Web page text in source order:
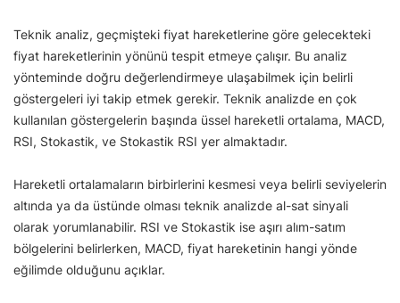
Teknik analiz, geçmişteki fiyat hareketlerine göre gelecekteki
fiyat hareketlerinin yönünü tespit etmeye çalışır. Bu analiz
yönteminde doğru değerlendirmeye ulaşabilmek için belirli
göstergeleri iyi takip etmek gerekir. Teknik analizde en çok
kullanılan göstergelerin başında üssel hareketli ortalama, MACD,
RSI, Stokastik, ve Stokastik RSI yer almaktadır.
Hareketli ortalamaların birbirlerini kesmesi veya belirli seviyelerin
altında ya da üstünde olması teknik analizde al-sat sinyali
olarak yorumlanabilir. RSI ve Stokastik ise aşırı alım-satım
bölgelerini belirlerken, MACD, fiyat hareketinin hangi yönde
eğilimde olduğunu açıklar.